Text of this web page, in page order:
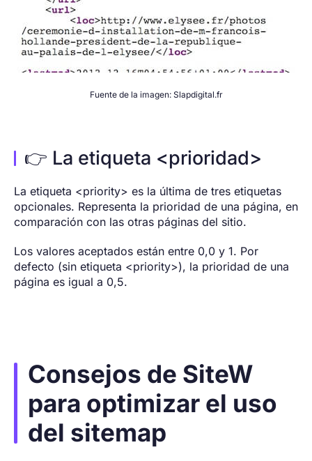
Fuente de la imagen: Slapdigital.fr
👉 La etiqueta <prioridad>
La etiqueta <priority> es la última de tres etiquetas
opcionales. Representa la prioridad de una página, en
comparación con las otras páginas del sitio.
Los valores aceptados están entre 0,0 y 1. Por
defecto (sin etiqueta <priority>), la prioridad de una
página es igual a 0,5.
Consejos de SiteW
para optimizar el uso
del sitemap